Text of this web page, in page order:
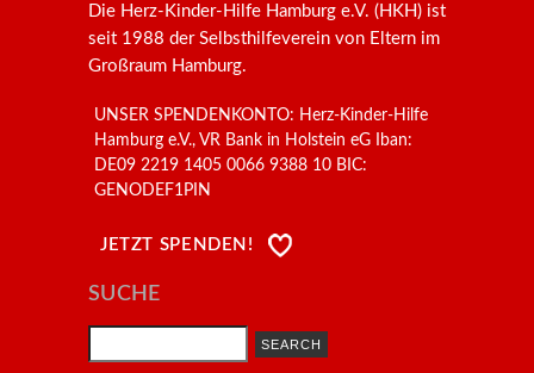
Die Herz-Kinder-Hilfe Hamburg e.V. (HKH) ist
seit 1988 der Selbsthilfeverein von Eltern im
Großraum Hamburg.
UNSER SPENDENKONTO: Herz-Kinder-Hilfe
Hamburg e.V., VR Bank in Holstein eG Iban:
DE09 2219 1405 0066 9388 10 BIC:
GENODEF1PIN
JETZT SPENDEN!
SUCHE